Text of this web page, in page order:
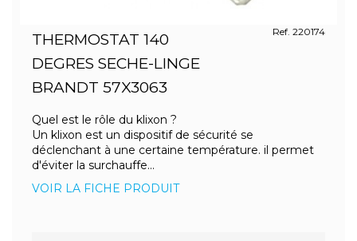
THERMOSTAT 140
DEGRES SECHE-LINGE
BRANDT 57X3063
Ref. 220174
Quel est le rôle du klixon ?
Un klixon est un dispositif de sécurité se
déclenchant à une certaine température. il permet
d'éviter la surchauffe...
VOIR LA FICHE PRODUIT